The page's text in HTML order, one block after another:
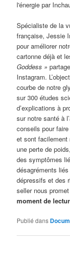
Spécialiste de la
française, Jessie
pour améliorer
cartonne déjà et
Goddess »
Instagram.
courbe de notre
sur 300 études
d’explications à
sur notre santé à
conseils pour
et sont facilement
une perte de
des symptômes
désagréments
dépressifs et des
seller nous
moment de
Publié dans